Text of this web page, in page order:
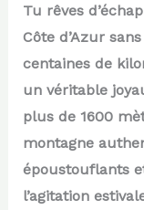
Tu rêves
Côte d’Azur
centaines de
un véritable
plus de 1600
montagne
époustouflants
l’agitation